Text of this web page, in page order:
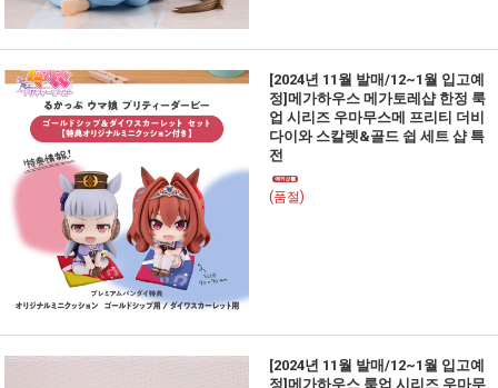
[2024년 11월 발매/12~1월 입고예
정]메가하우스 메가토레샵 한정 룩
업 시리즈 우마무스메 프리티 더비
다이와 스칼렛&골드 쉽 세트 샵 특
전
(품절)
[2024년 11월 발매/12~1월 입고예
정]메가하우스 룩업 시리즈 우마무